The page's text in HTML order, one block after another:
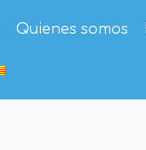
Quienes somos